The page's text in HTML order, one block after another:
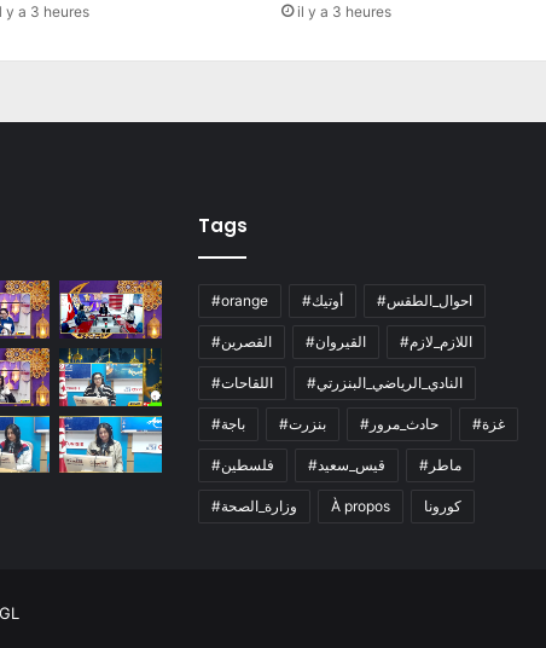
y a 3 heures il y a 3 heures
Tags
#orange #أوتيك #احوال_الطقس
#القصرين #القيروان #اللازم_لازم
#اللقاحات #النادي_الرياضي_البنزرتي
#باجة #بنزرت #حادث_مرور #غزة
#فلسطين #قيس_سعيد #ماطر
#وزارة_الصحة À propos كورونا